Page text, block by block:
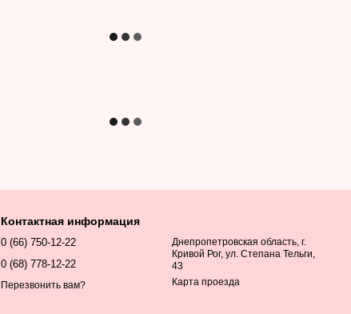
Контактная информация
0 (66) 750-12-22
0 (68) 778-12-22
Перезвонить вам?
Днепропетровская область, г.
Кривой Рог, ул. Степана Тельги,
43
Карта проезда